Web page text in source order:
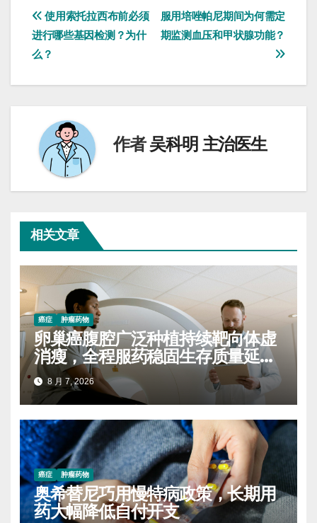
文
章
导
服用培唑帕尼期间为何需定
期监测血压和甲状腺功能？
使用索托拉西布前必须
进行哪些基因检测？为什
么？
作者吴科明 主治医生
相关文章
癌症 肿瘤药物
卵巢癌腹腔广泛种植持续靶向体虚
消瘦，全程服药稳固生存质量延缓
进展
8 月 7, 2026
癌症 肿瘤药物
奥希替尼巧用慢特病政策，长期用
药大幅降低自付开支